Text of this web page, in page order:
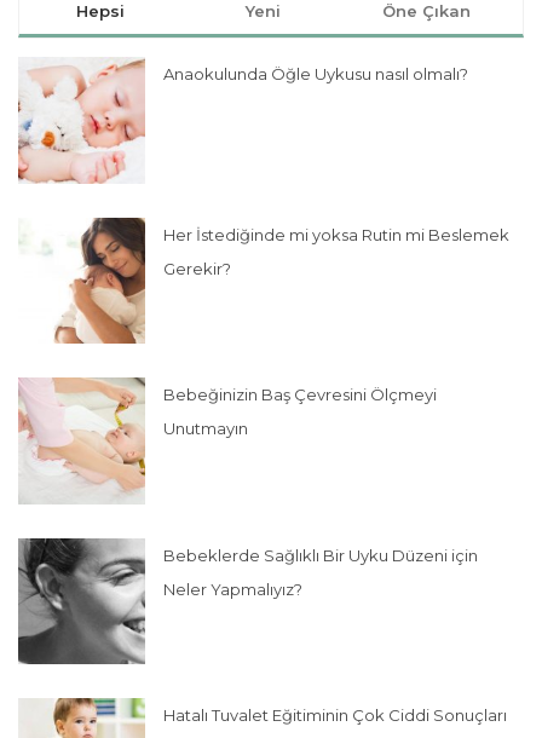
Hepsi Yeni Öne Çıkan
Anaokulunda Öğle Uykusu nasıl olmalı?
Her İstediğinde mi yoksa Rutin mi Beslemek
Gerekir?
Bebeğinizin Baş Çevresini Ölçmeyi
Unutmayın
Bebeklerde Sağlıklı Bir Uyku Düzeni için
Neler Yapmalıyız?
Hatalı Tuvalet Eğitiminin Çok Ciddi Sonuçları